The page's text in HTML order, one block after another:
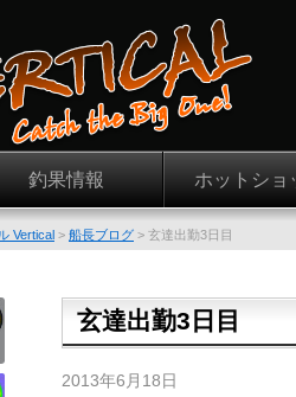
釣果情報 ホットショ
Vertical > 船長ブログ > 玄達出勤3日目
玄達出勤3日目
2013年6月18日